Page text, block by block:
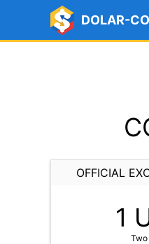
DOLAR-
OFFICIAL
1